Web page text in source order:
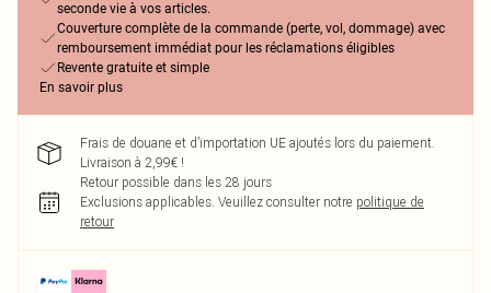
seconde vie à vos articles.
Couverture complète de la commande (perte, vol, dommage) avec
remboursement immédiat pour les réclamations éligibles
Revente gratuite et simple
En savoir plus
Frais de douane et d’importation UE ajoutés lors du paiement.
Livraison à 2,99€ !
Retour possible dans les 28 jours
Exclusions applicables. Veuillez consulter notre politique de
retour